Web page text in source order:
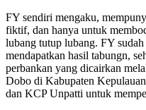
FY sendiri mengaku,
fiktif, dan hanya untuk
lubang tutup lubang. FY
mendapatkan hasil tabungn,
perbankan yang dicairkan
Dobo di Kabupaten
dan KCP Unpatti untuk